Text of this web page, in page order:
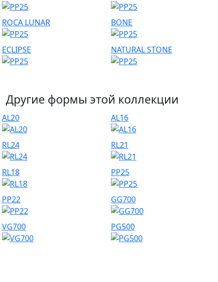
ROCA LUNAR BONE
ECLIPSE NATURAL STONE
Другие формы этой коллекции
AL20 AL16
RL24 RL21
RL18 PP25
PP22 GG700
VG700 PG500